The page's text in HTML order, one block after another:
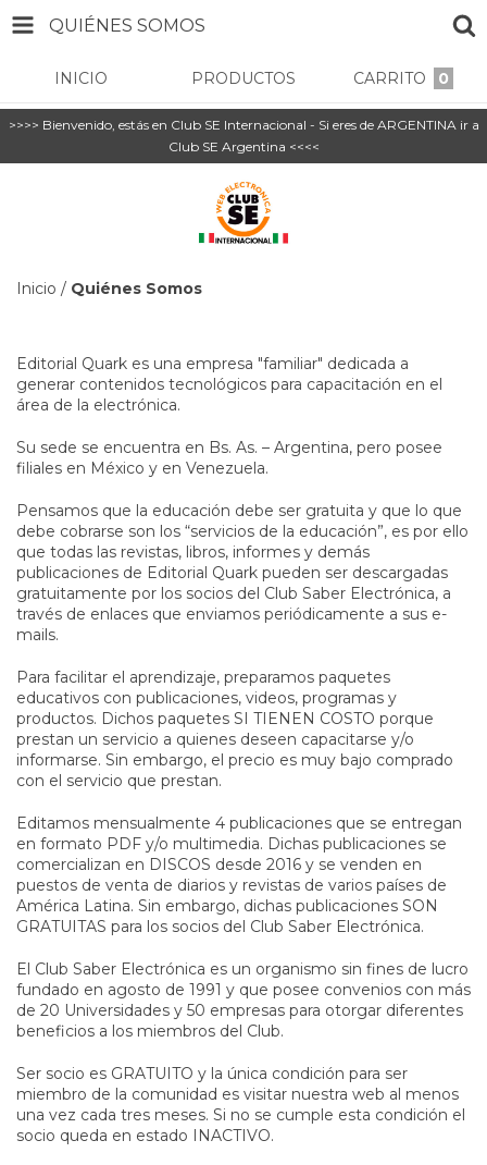
QUIÉNES SOMOS
INICIO PRODUCTOS CARRITO 0
>>>> Bienvenido, estás en Club SE Internacional - Si eres de ARGENTINA ir a
Club SE Argentina <<<<
Inicio / Quiénes Somos
Editorial Quark es una empresa "familiar" dedicada a
generar contenidos tecnológicos para capacitación en el
área de la electrónica.
Su sede se encuentra en Bs. As. – Argentina, pero posee
filiales en México y en Venezuela.
Pensamos que la educación debe ser gratuita y que lo que
debe cobrarse son los “servicios de la educación”, es por ello
que todas las revistas, libros, informes y demás
publicaciones de Editorial Quark pueden ser descargadas
gratuitamente por los socios del Club Saber Electrónica, a
través de enlaces que enviamos periódicamente a sus e-
mails.
Para facilitar el aprendizaje, preparamos paquetes
educativos con publicaciones, videos, programas y
productos. Dichos paquetes SI TIENEN COSTO porque
prestan un servicio a quienes deseen capacitarse y/o
informarse. Sin embargo, el precio es muy bajo comprado
con el servicio que prestan.
Editamos mensualmente 4 publicaciones que se entregan
en formato PDF y/o multimedia. Dichas publicaciones se
comercializan en DISCOS desde 2016 y se venden en
puestos de venta de diarios y revistas de varios países de
América Latina. Sin embargo, dichas publicaciones SON
GRATUITAS para los socios del Club Saber Electrónica.
El Club Saber Electrónica es un organismo sin fines de lucro
fundado en agosto de 1991 y que posee convenios con más
de 20 Universidades y 50 empresas para otorgar diferentes
beneficios a los miembros del Club.
Ser socio es GRATUITO y la única condición para ser
miembro de la comunidad es visitar nuestra web al menos
una vez cada tres meses. Si no se cumple esta condición el
socio queda en estado INACTIVO.